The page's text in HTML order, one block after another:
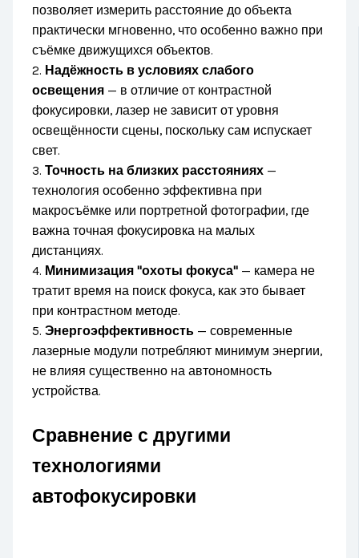
позволяет измерить расстояние до объекта
практически мгновенно, что особенно важно при
съёмке движущихся объектов.
2. Надёжность в условиях слабого
освещения — в отличие от контрастной
фокусировки, лазер не зависит от уровня
освещённости сцены, поскольку сам испускает
свет.
3.Точность на близких расстояниях —
технология особенно эффективна при
макросъёмке или портретной фотографии, где
важна точная фокусировка на малых
дистанциях.
4. Минимизация "охоты фокуса" — камера не
тратит время на поиск фокуса, как это бывает
при контрастном методе.
5.Энергоэффективность — современные
лазерные модули потребляют минимум энергии,
не влияя существенно на автономность
устройства.
Сравнение с другими
технологиями
автофокусировки